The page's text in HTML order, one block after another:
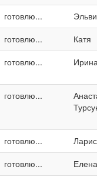
готовлю...
готовлю...
Катя
готовлю...
готовлю...
готовлю...
готовлю...